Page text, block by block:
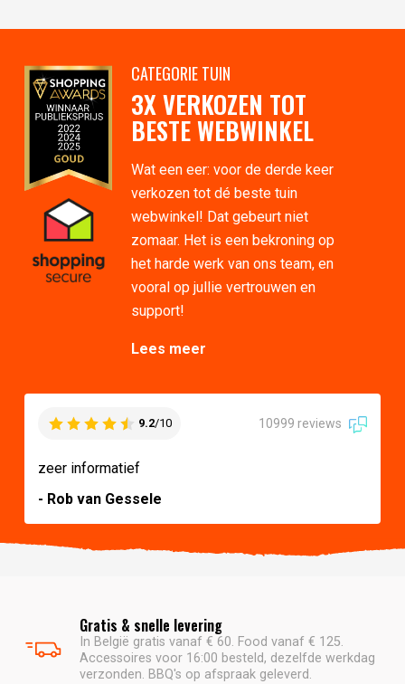
CATEGORIE TUIN
3X VERKOZEN TOT
BESTE WEBWINKEL
Wat een eer: voor de derde keer
verkozen tot dé beste tuin
webwinkel! Dat gebeurt niet
zomaar. Het is een bekroning op
het harde werk van ons team, en
vooral op jullie vertrouwen en
support!
Lees meer
9.2/10 10999 reviews
zeer informatief
- Rob van Gessele
Gratis & snelle levering
In België gratis vanaf € 60. Food vanaf € 125.
Accessoires voor 16:00 besteld, dezelfde werkdag
verzonden. BBQ's op afspraak geleverd.